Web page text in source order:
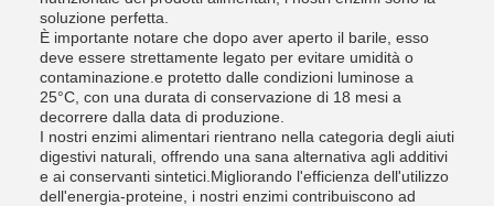
soluzione perfetta.
È importante notare che dopo aver aperto il barile, esso
deve essere strettamente legato per evitare umidità o
contaminazione.e protetto dalle condizioni luminose a
25°C, con una durata di conservazione di 18 mesi a
decorrere dalla data di produzione.
I nostri enzimi alimentari rientrano nella categoria degli aiuti
digestivi naturali, offrendo una sana alternativa agli additivi
e ai conservanti sintetici.Migliorando l'efficienza dell'utilizzo
dell'energia-proteine, i nostri enzimi contribuiscono ad